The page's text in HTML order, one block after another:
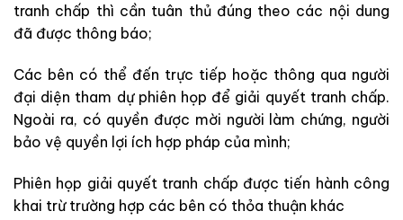
tranh chấp thì cần tuân thủ đúng theo các nội dung
đã được thông báo;
Các bên có thể đến trực tiếp hoặc thông qua người
đại diện tham dự phiên họp để giải quyết tranh chấp.
Ngoài ra, có quyền được mời người làm chứng, người
bảo vệ quyền lợi ích hợp pháp của mình;
Phiên họp giải quyết tranh chấp được tiến hành công
khai trừ trường hợp các bên có thỏa thuận khác